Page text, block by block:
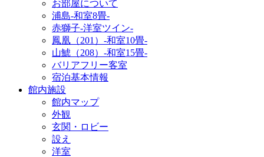
お部屋について
浦島-和室8畳-
赤獅子-洋室ツイン-
鳳凰（201）-和室10畳-
山鯱（208）-和室15畳-
バリアフリー客室
宿泊基本情報
館内施設
館内マップ
外観
玄関・ロビー
設え
洋室